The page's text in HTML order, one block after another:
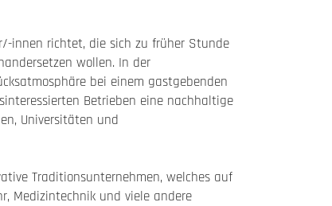
innen richtet, die sich zu früher Stunde
wollen. In der
bei einem gastgebenden
Betrieben eine nachhaltige
Universitäten und
Traditionsunternehmen, welches auf
Medizintechnik und viele andere